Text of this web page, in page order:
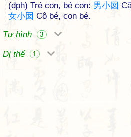
(đph) Trẻ con, bé con: 男小囡
女小囡 Cô bé, con bé.
Tự hình
3
Dị thể 1